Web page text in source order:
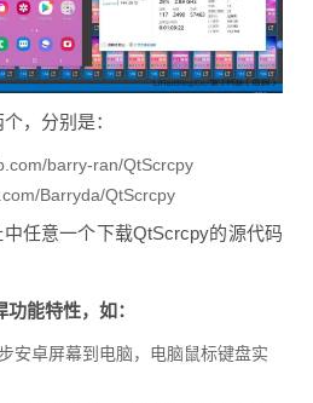
，分别是：
barry-ran/QtScrcpy
Barryda/QtScrcpy
任意一个下载QtScrcpy的源代码
能特性，如：
安卓屏幕到电脑，电脑鼠标键盘实